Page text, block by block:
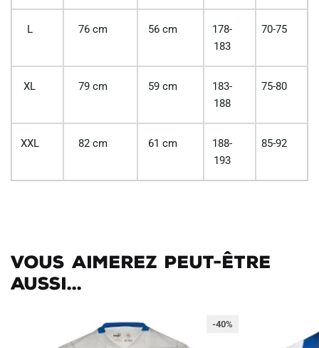
L 76 cm 56 cm
178-
183
70-75
XL 79 cm 59 cm
183-
188
75-80
XXL 82 cm 61 cm
188-
193
85-92
Vous aimerez peut-être
aussi...
-40%